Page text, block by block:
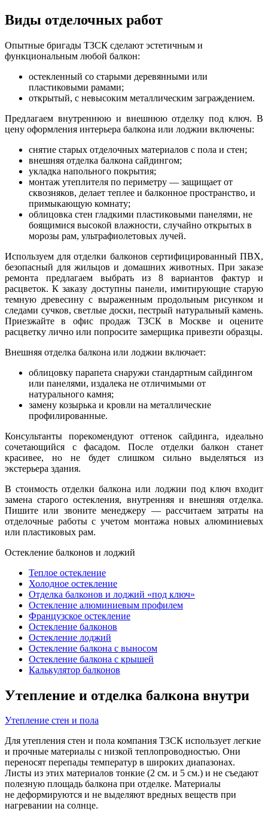
Виды отделочных работ
Опытные бригады ТЗСК сделают эстетичным и
функциональным любой балкон:
остекленный со старыми деревянными или
пластиковыми рамами;
открытый, с невысоким металлическим заграждением.
Предлагаем внутреннюю и внешнюю отделку под ключ. В
цену оформления интерьера балкона или лоджии включены:
снятие старых отделочных материалов с пола и стен;
внешняя отделка балкона сайдингом;
укладка напольного покрытия;
монтаж утеплителя по периметру — защищает от
сквозняков, делает теплее и балконное пространство, и
примыкающую комнату;
облицовка стен гладкими пластиковыми панелями, не
боящимися высокой влажности, случайно открытых в
морозы рам, ультрафиолетовых лучей.
Используем для отделки балконов сертифицированный ПВХ,
безопасный для жильцов и домашних животных. При заказе
ремонта предлагаем выбрать из 8 вариантов фактур и
расцветок. К заказу доступны панели, имитирующие старую
темную древесину с выраженным продольным рисунком и
следами сучков, светлые доски, пестрый натуральный камень.
Приезжайте в офис продаж ТЗСК в Москве и оцените
расцветку лично или попросите замерщика привезти образцы.
Внешняя отделка балкона или лоджии включает:
облицовку парапета снаружи стандартным сайдингом
или панелями, издалека не отличимыми от
натурального камня;
замену козырька и кровли на металлические
профилированные.
Консультанты порекомендуют оттенок сайдинга, идеально
сочетающийся с фасадом. После отделки балкон станет
красивее, но не будет слишком сильно выделяться из
экстерьера здания.
В стоимость отделки балкона или лоджии под ключ входит
замена старого остекления, внутренняя и внешняя отделка.
Пишите или звоните менеджеру — рассчитаем затраты на
отделочные работы с учетом монтажа новых алюминиевых
или пластиковых рам.
Остекление балконов и лоджий
Теплое остекление
Холодное остекление
Отделка балконов и лоджий «под ключ»
Остекление алюминиевым профилем
Французское остекление
Остекление балконов
Остекление лоджий
Остекление балкона с выносом
Остекление балкона с крышей
Калькулятор балконов
Утепление и отделка балкона внутри
Утепление стен и пола
Для утепления стен и пола компания ТЗСК использует легкие
и прочные материалы с низкой теплопроводностью. Они
переносят перепады температур в широких диапазонах.
Листы из этих материалов тонкие (2 см. и 5 см.) и не съедают
полезную площадь балкона при отделке. Материалы
не деформируются и не выделяют вредных веществ при
нагревании на солнце.